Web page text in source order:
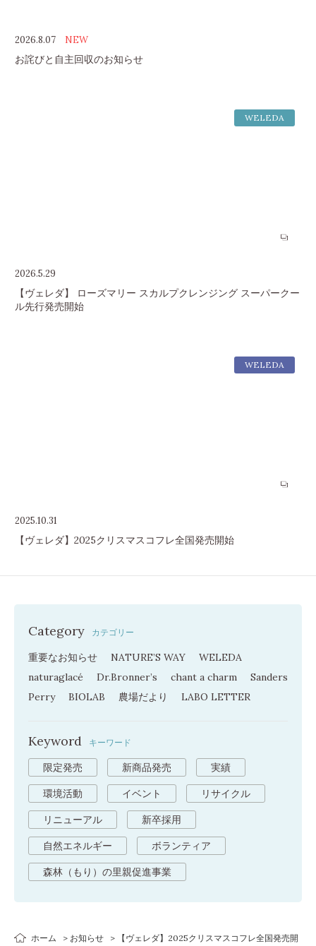
2026.8.07 NEW
お詫びと自主回収のお知らせ
WELEDA
2026.5.29
【ヴェレダ】 ローズマリー スカルプクレンジング スーパークー
ル先行発売開始
WELEDA
2025.10.31
【ヴェレダ】2025クリスマスコフレ全国発売開始
Category カテゴリー
重要なお知らせ NATURE’S WAY
WELEDA
naturaglacé
Dr.Bronner’s chant a charm
Sanders
Perry
BIOLAB 農場だより LABO LETTER
Keyword キーワード
限定発売 新商品発売 実績
環境活動 イベント リサイクル
リニューアル 新卒採用
自然エネルギー ボランティア
森林（もり）の里親促進事業
ホーム お知らせ
【ヴェレダ】2025クリスマスコフレ全国発売開